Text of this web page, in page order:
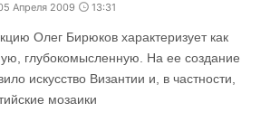
Апреля 2009 13:31
Олег Бирюков характеризует как
глубокомысленную. На ее создание
искусство Византии и, в частности,
мозаики